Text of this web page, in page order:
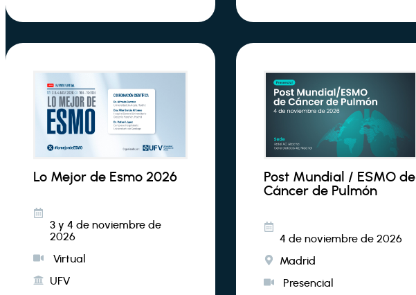
Lo Mejor de Esmo 2026
3 y 4 de noviembre de
2026
Virtual
UFV
Post Mundial / ESMO de
Cáncer de Pulmón
4 de noviembre de 2026
Madrid
Presencial